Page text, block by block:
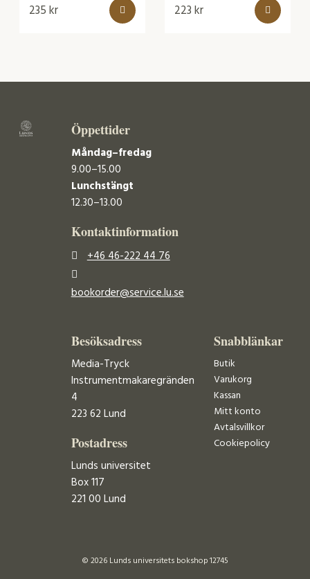
235kr 223kr
Öppettider
Måndag–fredag
9.00–15.00
Lunchstängt
12.30–13.00
Kontaktinformation
+46 46-222 44 76
bookorder@service.lu.se
Besöksadress
Media-Tryck
Instrumentmakaregränden
4
223 62 Lund
Postadress
Lunds universitet
Box 117
221 00 Lund
Snabblänkar
Butik
Varukorg
Kassan
Mitt konto
Avtalsvillkor
Cookiepolicy
© 2026 Lunds universitets bokshop 12745